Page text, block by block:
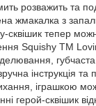
розважить та
жмакалка з
сквішик тепер
Squishy ТМ
інструкція
іграшкою
герой-сквішик